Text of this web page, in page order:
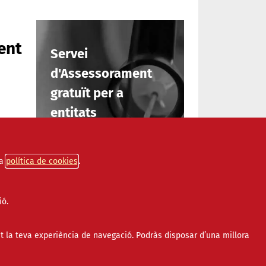
política de cookies
teva experiència de navegació. Podràs disposar d’una millora
Servei
d'Assessorament
gratuït per a
entitats